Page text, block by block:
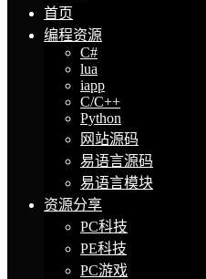
首页
编程资源
C#
lua
iapp
C/C++
Python
网站源码
易语言源码
易语言模块
资源分享
PC科技
PE科技
PC游戏